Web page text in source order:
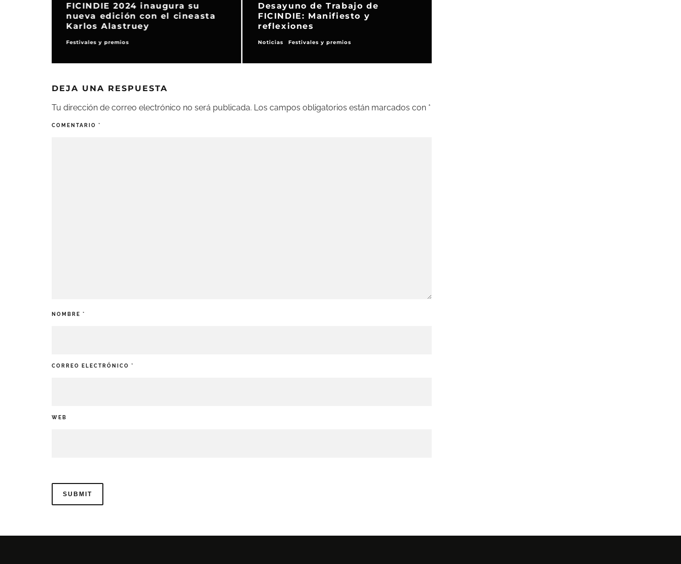
FICINDIE 2024 inaugura su
nueva edición con el cineasta
Karlos Alastruey
Festivales y premios
Desayuno de Trabajo de
FICINDIE: Manifiesto y
reflexiones
Noticias Festivales y premios
DEJA UNA RESPUESTA
Tu dirección de correo electrónico no será publicada. Los campos obligatorios están marcados con *
COMENTARIO *
NOMBRE *
CORREO ELECTRÓNICO *
WEB